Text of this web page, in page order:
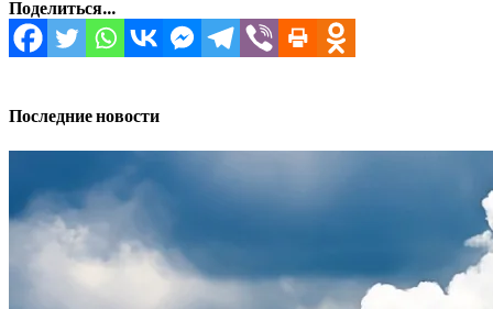
Поделиться...
Последние новости